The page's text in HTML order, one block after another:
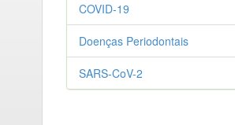
COVID-19
Doenças Periodontais
SARS-CoV-2